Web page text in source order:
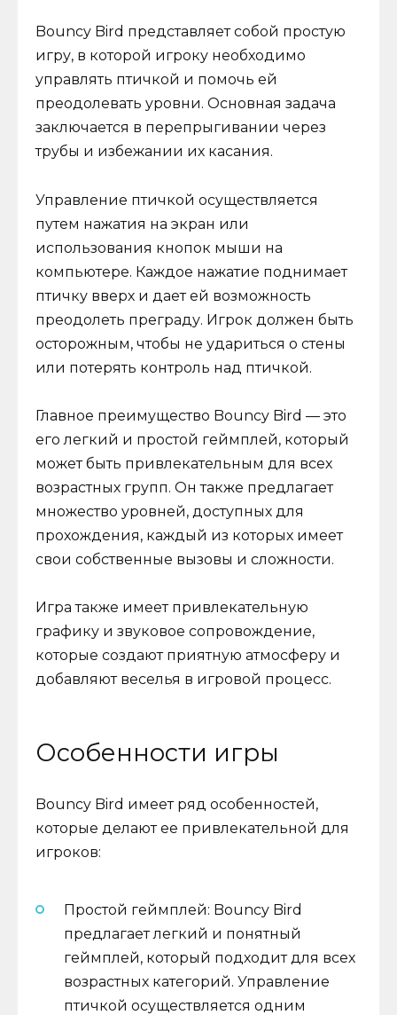
Bouncy Bird представляет собой простую
игру, в которой игроку необходимо
управлять птичкой и помочь ей
преодолевать уровни. Основная задача
заключается в перепрыгивании через
трубы и избежании их касания.
Управление птичкой осуществляется
путем нажатия на экран или
использования кнопок мыши на
компьютере. Каждое нажатие поднимает
птичку вверх и дает ей возможность
преодолеть преграду. Игрок должен быть
осторожным, чтобы не удариться о стены
или потерять контроль над птичкой.
Главное преимущество Bouncy Bird — это
его легкий и простой геймплей, который
может быть привлекательным для всех
возрастных групп. Он также предлагает
множество уровней, доступных для
прохождения, каждый из которых имеет
свои собственные вызовы и сложности.
Игра также имеет привлекательную
графику и звуковое сопровождение,
которые создают приятную атмосферу и
добавляют веселья в игровой процесс.
Особенности игры
Bouncy Bird имеет ряд особенностей,
которые делают ее привлекательной для
игроков:
Простой геймплей: Bouncy Bird
предлагает легкий и понятный
геймплей, который подходит для всех
возрастных категорий. Управление
птичкой осуществляется одним